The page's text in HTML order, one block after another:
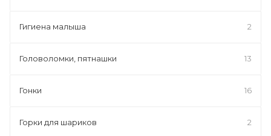
Гигиена малыша 2
Головоломки, пятнашки 13
Гонки 16
Горки для шариков 2